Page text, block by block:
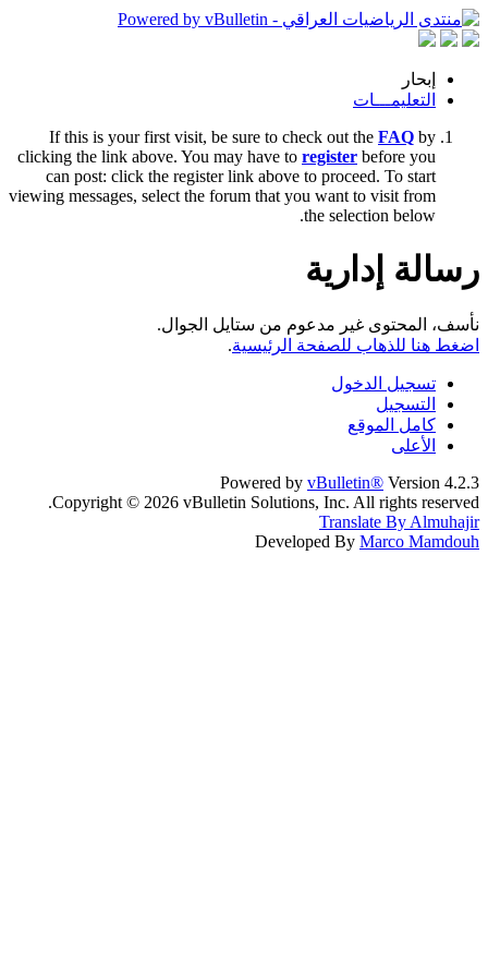
إبحار
التعليمـــات
If this is your first visit, be sure to check out the FAQ by
clicking the link above. You may have to register before you
can post: click the register link above to proceed. To start
viewing messages, select the forum that you want to visit from
the selection below.
رسالة إدارية
نأسف، المحتوى غير مدعوم من ستايل الجوال.
اضغط هنا للذهاب للصفحة الرئيسية.
تسجيل الدخول
التسجيل
كامل الموقع
الأعلى
Powered by vBulletin® Version 4.2.3
Copyright © 2026 vBulletin Solutions, Inc. All rights reserved.
Translate By Almuhajir
Developed By Marco Mamdouh